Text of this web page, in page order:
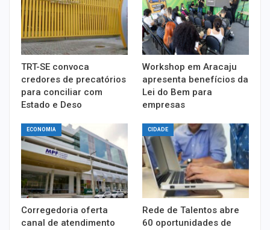
TRT-SE convoca
credores de precatórios
para conciliar com
Estado e Deso
Workshop em Aracaju
apresenta benefícios da
Lei do Bem para
empresas
ECONOMIA
Corregedoria oferta
canal de atendimento
CIDADE
Rede de Talentos abre
60 oportunidades de